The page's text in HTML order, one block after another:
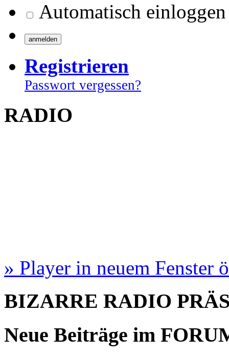
Automatisch einloggen
Registrieren
Passwort vergessen?
RADIO
» Player in neuem Fenster
BIZARRE RADIO
Neue Beiträge im